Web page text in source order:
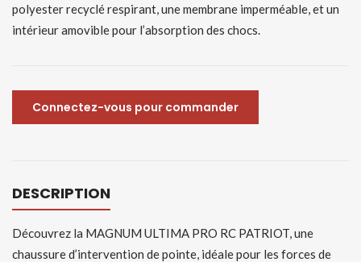
polyester recyclé respirant, une membrane imperméable, et un
intérieur amovible pour l’absorption des chocs.
Connectez-vous pour commander
DESCRIPTION
Découvrez la MAGNUM ULTIMA PRO RC PATRIOT, une
chaussure d’intervention de pointe, idéale pour les forces de